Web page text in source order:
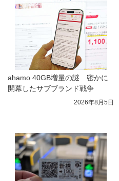
ahamo 40GB増量の謎　密かに
開幕したサブブランド戦争
2026年8月5日